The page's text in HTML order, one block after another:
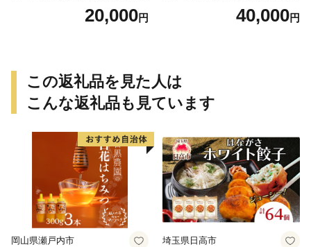
20,000円 40,000円
この返礼品を見た人は
こんな返礼品も見ています
岡山県瀬戸内市 埼玉県日高市